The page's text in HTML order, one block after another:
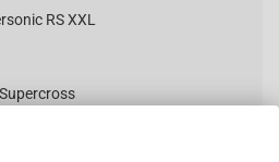
RS XXL